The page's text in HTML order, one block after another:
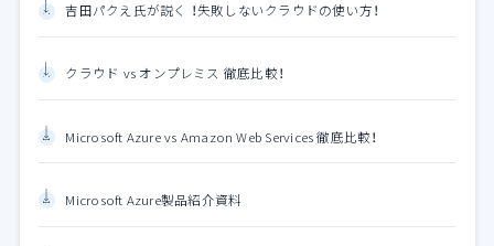
吉田パクえ氏が説く ！失敗しないクラウドの使い方！
クラウド vs オンプレミス 徹底比較！
Microsoft Azure vs Amazon Web Services 徹底比較！
Microsoft Azure製品紹介資料